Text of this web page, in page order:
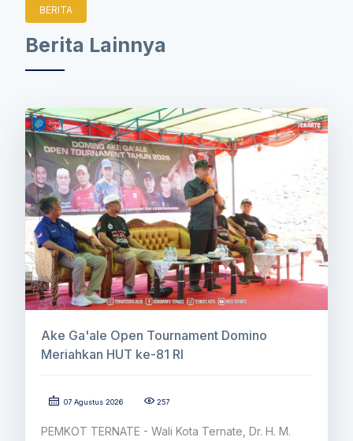
BERITA
Berita Lainnya
Ake Ga'ale Open Tournament Domino
Meriahkan HUT ke-81 RI
07 Agustus 2026 257
PEMKOT TERNATE - Wali Kota Ternate, Dr. H. M.